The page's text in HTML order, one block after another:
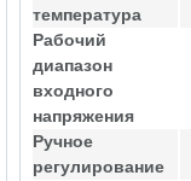
температура
Рабочий
диапазон
входного
напряжения
Ручное
регулирование